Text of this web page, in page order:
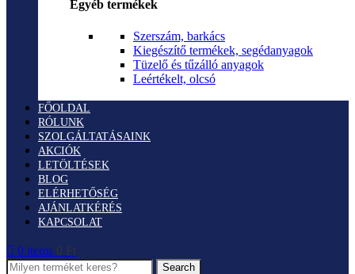
Egyéb termékek
Szerszám, barkács
Kiegészítő termékek, segédanyagok
Tüzelő és tűzálló anyagok
Leértékelt, olcsó
FŐOLDAL
RÓLUNK
SZOLGÁLTATÁSAINK
AKCIÓK
LETÖLTÉSEK
BLOG
ELÉRHETŐSÉG
AJÁNLATKÉRÉS
KAPCSOLAT
0 items 0 Ft
Search